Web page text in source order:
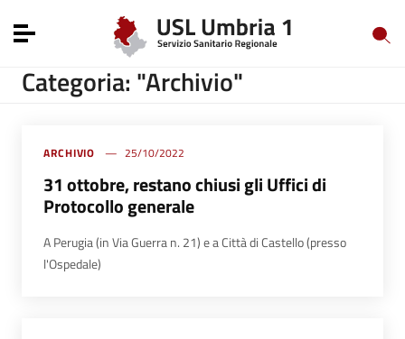
Vai al menu di navigazione
Toggle navigation
Categoria: "Archivio"
ARCHIVIO 25/10/2022
31 ottobre, restano chiusi gli Uffici di
Protocollo generale
A Perugia(in Via Guerra n. 21) e a Città di Castello (presso
l'Ospedale)